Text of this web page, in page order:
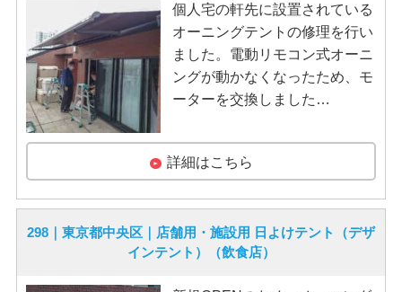
個人宅の軒先に設置されている
オーニングテントの修理を行い
ました。電動リモコン式オーニ
ングが動かなくなったため、モ
ーターを交換しました…
詳細はこちら
298｜東京都中央区｜店舗用・施設用 日よけテント（デザ
インテント）（飲食店）